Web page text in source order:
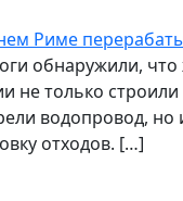
Риме
обнаружили,
не только
водопровод, но
отходов. […]